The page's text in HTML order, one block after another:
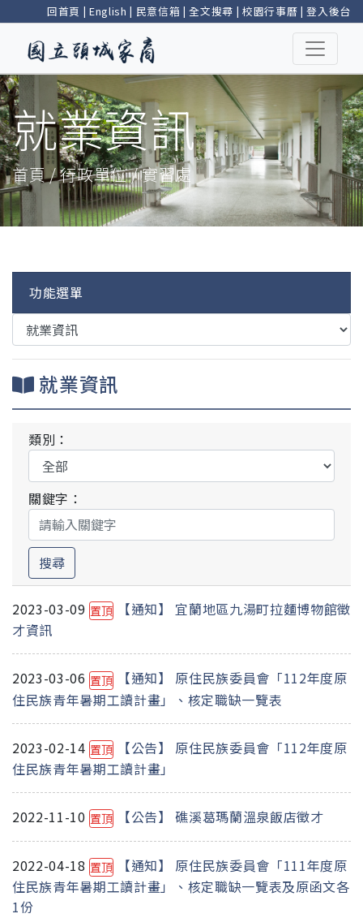
回首頁 | English | 民意信箱 |全文搜尋 | 校園行事曆 |登入後台
就業資訊
首頁 / 行政單位 / 實習處
功能選單
就業資訊
類別：
關鍵字：
搜尋
2023-03-09置頂
【通知】 宜蘭地區九湯町拉麵博物館徵
才資訊
2023-03-06置頂
【通知】 原住民族委員會「112年度原
住民族青年暑期工讀計畫」、核定職缺一覽表
2023-02-14置頂
【公告】 原住民族委員會「112年度原
住民族青年暑期工讀計畫」
2022-11-10置頂 【公告】 礁溪葛瑪蘭溫泉飯店徵才
2022-04-18置頂
【通知】 原住民族委員會「111年度原
住民族青年暑期工讀計畫」、核定職缺一覽表及原函文各
1份